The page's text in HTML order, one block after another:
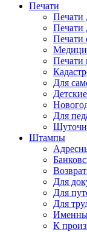
Печати
Печати
Печати
Печати
Для
Для
Штампы
Для
Для
Для
К